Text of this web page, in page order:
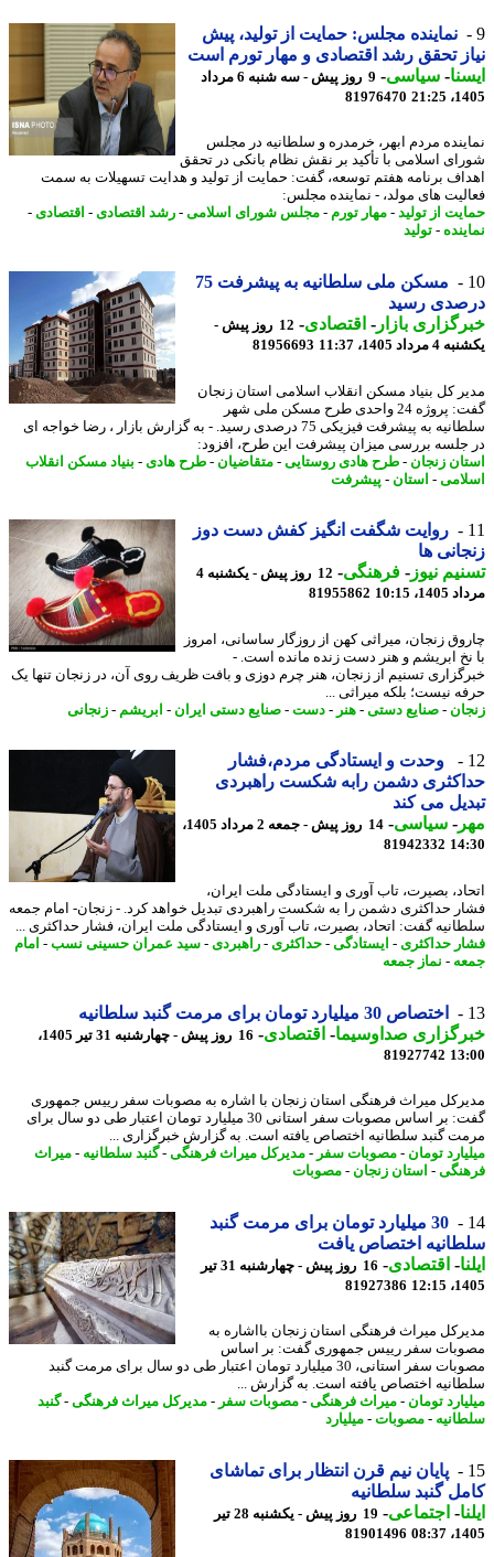
نماینده مجلس: حمایت از تولید، پیش
تحقق رشد اقتصادی و مهار تورم است
-سیاسی-
9 روز پیش - سه شنبه 6 مرداد
81976470
مردم ابهر، خرمدره و سلطانیه در مجلس
اسلامی با تأکید بر نقش نظام بانکی در تحقق
برنامه هفتم توسعه، گفت: حمایت از تولید و هدایت تسهیلات به سمت
های مولد، - نماینده مجلس:
از تولید-مهار تورم-مجلس شورای اسلامی-رشد اقتصادی-اقتصادی-
-تولید
مسکن ملی سلطانیه به پیشرفت 75
رسید
بازار- اقتصادی-
12 روز پیش -
1405، 11:37
81956693
کل بنیاد مسکن انقلاب اسلامی استان زنجان
گفت: پروژه 24 واحدی طرح مسکن ملی شهر
سلطانیه به پیشرفت فیزیکی 75 درصدی رسید. - به گزارش بازار ، رضا خواجه ای
بررسی میزان پیشرفت این طرح، افزود:
زنجان-طرح هادی روستایی-متقاضیان-طرح هادی-بنیاد مسکن انقلاب
-استان-پیشرفت
روایت شگفت انگیز کفش دست دوز
ها
نیوز-فرهنگی-
12 روز پیش - یکشنبه 4
10:15
81955862
زنجان، میراثی کهن از روزگار ساسانی، امروز
ابریشم و هنر دست زنده مانده است. -
تسنیم از زنجان، هنر چرم دوزی و بافت ظریف روی آن، در زنجان تنها یک
نیست؛ بلکه میراثی ...
-صنایع دستی-هنر-دست-صنایع دستی ایران - ابریشم -زنجانی
وحدت و ایستادگی مردم،فشار
دشمن رابه شکست راهبردی
می کند
-سیاسی-
14 روز پیش - جمعه 2 مرداد 1405،
81942332
بصیرت، تاب آوری و ایستادگی ملت ایران،
حداکثری دشمن را به شکست راهبردی تبدیل خواهد کرد. - زنجان- امام جمعه
گفت: اتحاد، بصیرت، تاب آوری و ایستادگی ملت ایران، فشار حداکثری ...
حداکثری- ایستادگی-حداکثری- راهبردی-سید عمران حسینی نسب-امام
-نماز جمعه
اختصاص 30 میلیارد تومان برای مرمت گنبد سلطانیه
صداوسیما-اقتصادی-
16 روز پیش - چهارشنبه 31 تیر 1405،
81927742
میراث فرهنگی استان زنجان با اشاره به مصوبات سفر رییس جمهوری
گفت: بر اساس مصوبات سفر استانی 30 میلیارد تومان اعتبار طی دو سال برای
گنبد سلطانیه اختصاص یافته است. به گزارش خبرگزاری ...
تومان-مصوبات سفر-مدیرکل میراث فرهنگی-گنبد سلطانیه-میراث
-استان زنجان-مصوبات
30 میلیارد تومان برای مرمت گنبد
اختصاص یافت
-اقتصادی-
16 روز پیش - چهارشنبه 31 تیر
81927386
میراث فرهنگی استان زنجان بااشاره به
سفر رییس جمهوری گفت: بر اساس
مصوبات سفر استانی، 30 میلیارد تومان اعتبار طی دو سال برای مرمت گنبد
اختصاص یافته است. به گزارش ...
تومان-میراث فرهنگی-مصوبات سفر-مدیرکل میراث فرهنگی-گنبد
-مصوبات-میلیارد
پایان نیم قرن انتظار برای تماشای
گنبد سلطانیه
-اجتماعی-
19 روز پیش - یکشنبه 28 تیر
81901496